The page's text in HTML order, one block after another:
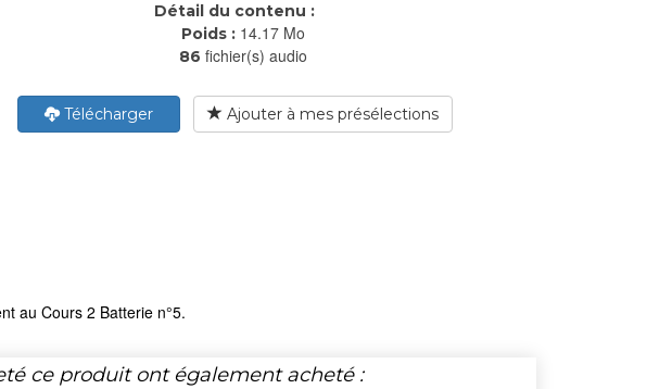
Détail du contenu :
Poids : 14.17 Mo
86 fichier(s) audio
Télécharger Ajouter à mes présélections
au Cours 2 Batterie n°5.
ce produit ont également acheté :